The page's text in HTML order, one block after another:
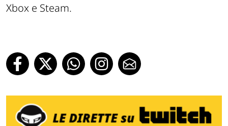
Xbox e Steam.